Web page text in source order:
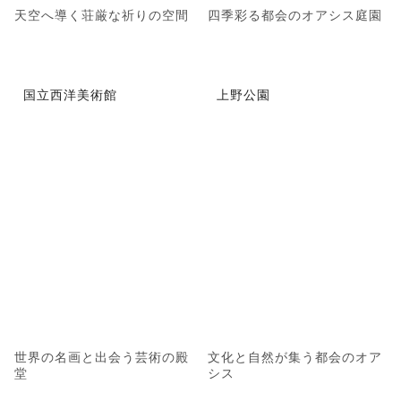
天空へ導く荘厳な祈りの空間 四季彩る都会のオアシス庭園
国立西洋美術館
世界の名画と出会う芸術の殿
堂
上野公園
文化と自然が集う都会のオア
シス